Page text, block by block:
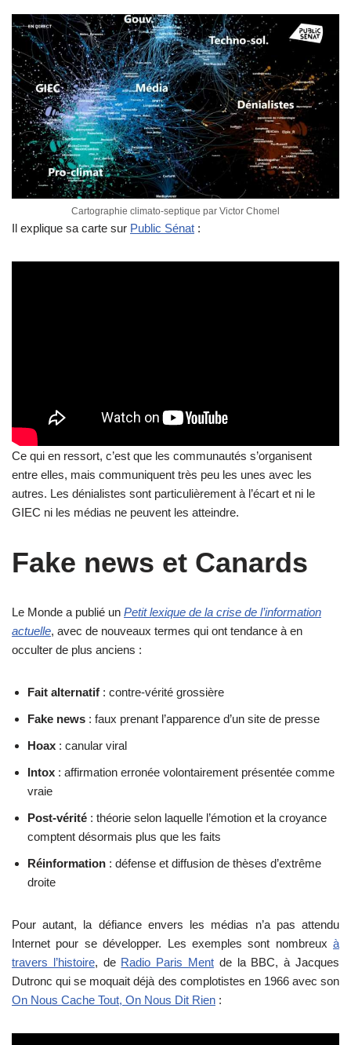
Cartographie climato-septique par Victor Chomel
Il explique sa carte sur Public Sénat :
Ce qui en ressort, c’est que les communautés s’organisent
entre elles, mais communiquent très peu les unes avec les
autres. Les dénialistes sont particulièrement à l’écart et ni le
GIEC ni les médias ne peuvent les atteindre.
Fake news et Canards
Le Monde a publié un Petit lexique de la crise de l’information
actuelle, avec de nouveaux termes qui ont tendance à en
occulter de plus anciens :
Fait alternatif : contre-vérité grossière
Fake news : faux prenant l’apparence d’un site de presse
Hoax : canular viral
Intox : affirmation erronée volontairement présentée comme
vraie
Post-vérité : théorie selon laquelle l’émotion et la croyance
comptent désormais plus que les faits
Réinformation : défense et diffusion de thèses d’extrême
droite
Pour autant, la défiance envers les médias n’a pas attendu
Internet pour se développer. Les exemples sont nombreux à
travers l’histoire, de Radio Paris Ment de la BBC, à Jacques
Dutronc qui se moquait déjà des complotistes en 1966 avec son
On Nous Cache Tout, On Nous Dit Rien :